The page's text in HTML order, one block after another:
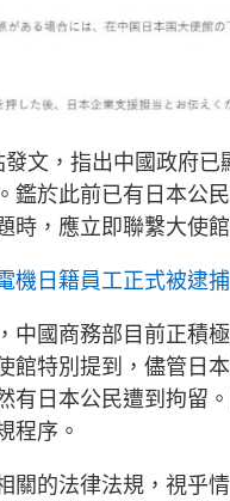
文，指出中國政府
鑑於此前已有日本公
時，應立即聯繫大使
機日籍員工正式被逮
中國商務部目前正積
館特別提到，儘管日
有日本公民遭到拘留
程序。
關的法律法規，視乎